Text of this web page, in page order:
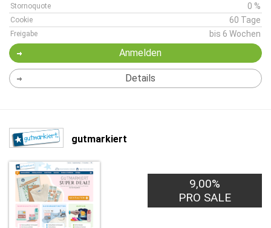
Stornoquote 0 %
Cookie 60 Tage
Freigabe bis 6 Wochen
Anmelden
Details
gutmarkiert
9,00%
PRO SALE